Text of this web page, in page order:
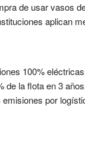
de usar vasos
aplican
100%
de la flota en 3
por